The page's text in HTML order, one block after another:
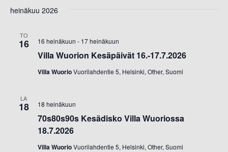
heinäkuu 2026
TO
16
Villa Wuorion Kesäpäivät 16.-17.7.2026
16 heinäkuun - 17 heinäkuun
Villa WuorioVuorilahdentie 5, Helsinki, Other, Suomi
LA
18
70s80s90s Kesädisko Villa Wuoriossa
18.7.2026
18 heinäkuun
Villa WuorioVuorilahdentie 5, Helsinki, Other, Suomi